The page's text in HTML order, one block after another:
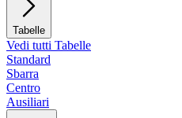
Tabelle
Vedi tutti Tabelle
Standard
Sbarra
Centro
Ausiliari